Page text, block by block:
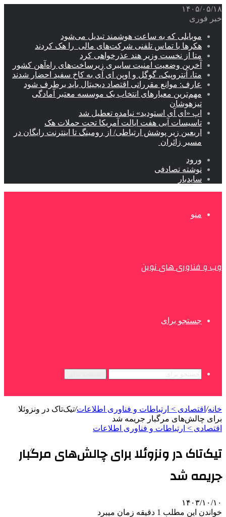
۱۴۰۵/۰۵/۱۸
خبر فوری
موبایلی که به ساعت هوشمند تبدیل می‌شود
هکرها با تماس تلفنی شرکت‌های مالی را هک کردند
متا از نخست وزیر هند عذرخواهی کرد
آخرین وضعیت امنیت سایبری زیرساخت‌های راه‌آهن کشور
متا، آنتروپیک، گوگل و اوپن ای آی به کاخ سفید احضار شدند
عارف: موانع مقرراتی اقتصاد دیجیتال باید برطرف شود
مهم‌ترین معیارهای انتخاب یک موسسه معتبر آمادگی
تیزهوشان
اپ «ای آی استودید» نیامده تعطیل شد
تاسیسات آبی هفت ایالت آمریکا تحت حملات هک
اربعین زیر پوشش ارتباطی/ از رومینگ تا اینترنت رایگان در
مسیر زائران
ورود
نوشته تصادفی
سایدبار
منو
وب و فناوری های نوین
جستجو برای
خانه/ اقتصادی > ارتباطات و فناوری اطلاعات/تیک‌تاک در ونزوئلا
برای چالش‌های مرگبار جریمه شد
اقتصادی > ارتباطات و فناوری اطلاعات
تیک‌تاک در ونزوئلا برای چالش‌های مرگبار
جریمه شد
۱۴۰۳/۱۰/۱۰
خواندن این مطلب 1 دقیقه زمان میبرد